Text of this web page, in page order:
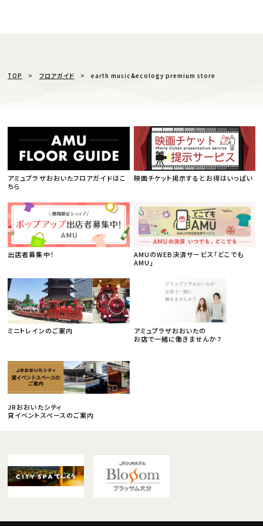
TOP フロアガイド earth music&ecology premium store
アミュプラザおおいたフロアガイドはこ
ちら
映画チケット掲示するとお得はいっぱい
出店者募集中！
AMUのWEB決済サービス「どこでも
AMU」
ミニトレインのご案内
アミュプラザおおいたの
お店で一緒に働きませんか？
JRおおいたシティ
貸イベントスペースのご案内